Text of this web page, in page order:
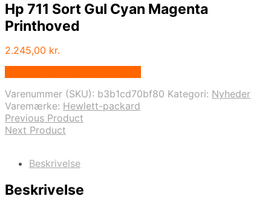
Hp 711 Sort Gul Cyan Magenta
Printhoved
2.245,00 kr.
Varenummer (SKU): b3b1cd70bf80 Kategori: Nyheder
Varemærke: Hewlett-packard
Previous Product
Next Product
Beskrivelse
Beskrivelse